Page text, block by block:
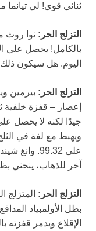
ثنائي قوي! لي تيانما
التزلج الحر: نوا روث
بالكامل! يحصل على
اليوم. هل سيكون
التزلج الحر: بيرمين
إعصار – قفزة خلفية
جيدًا لكنه لا يحصل
ويهبط مع لفة في
على 99.32.
آخر للذهاب، ينحني
التزلج الحر: المتزلج
بطل الأولمبياد
الإقلاع ويدمر قفزته